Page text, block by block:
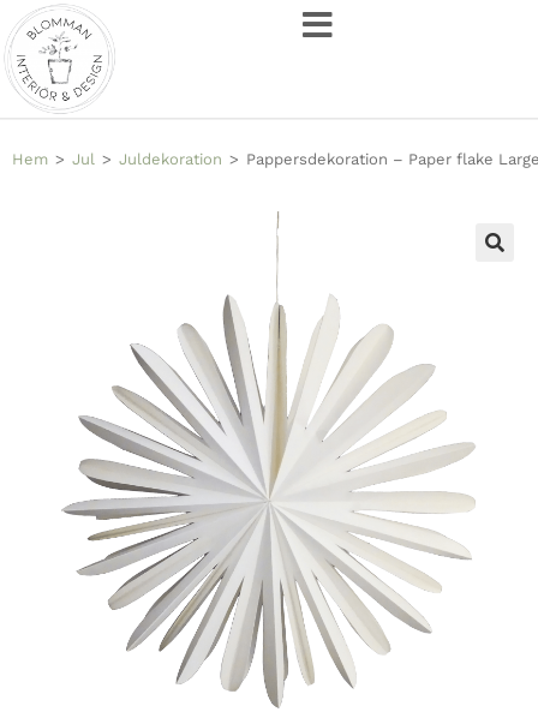
Hem > Jul > Juldekoration > Pappersdekoration – Paper flake